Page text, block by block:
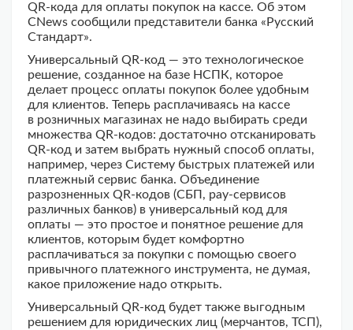
QR-кода для оплаты покупок на кассе. Об этом
CNews сообщили представители банка «Русский
Стандарт».
Универсальный QR-код — это технологическое
решение, созданное на базе НСПК, которое
делает процесс оплаты покупок более удобным
для клиентов. Теперь расплачиваясь на кассе
в розничных магазинах не надо выбирать среди
множества QR-кодов: достаточно отсканировать
QR-код и затем выбрать нужный способ оплаты,
например, через Систему быстрых платежей или
платежный сервис банка. Объединение
разрозненных QR-кодов (СБП, pay-сервисов
различных банков) в универсальный код для
оплаты — это простое и понятное решение для
клиентов, которым будет комфортно
расплачиваться за покупки с помощью своего
привычного платежного инструмента, не думая,
какое приложение надо открыть.
Универсальный QR-код будет также выгодным
решением для юридических лиц (мерчантов, ТСП),